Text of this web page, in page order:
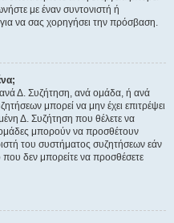
με έναν συντονιστή ή
να σας χορηγήσει την πρόσβαση.
Δ. Συζήτηση, ανά ομάδα, ή ανά
μπορεί να μην έχει επιτρέψει
Δ. Συζήτηση που θέλετε να
μπορούν να προσθέτουν
του συστήματος συζητήσεων εάν
που δεν μπορείτε να προσθέσετε